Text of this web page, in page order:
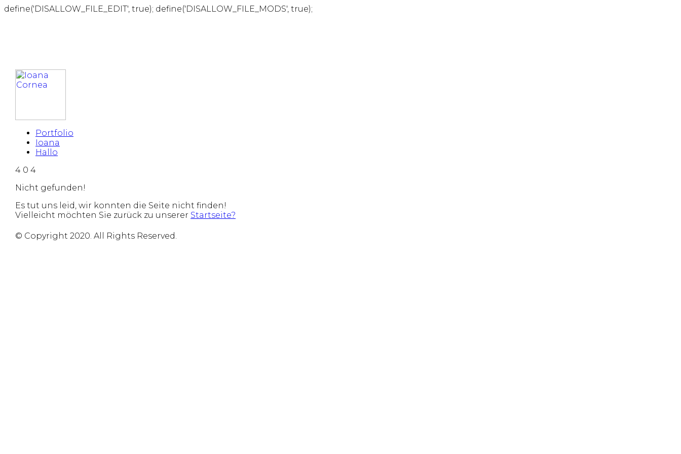
define('DISALLOW_FILE_EDIT', true); define('DISALLOW_FILE_MODS', true);
Portfolio
Ioana
Hallo
4 0 4
Nicht gefunden!
Es tut uns leid, wir konnten die Seite nicht finden!
Vielleicht möchten Sie zurück zu unserer Startseite?
© Copyright 2020. All Rights Reserved.